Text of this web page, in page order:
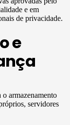
e em
de privacidade.
e
armazenamento
servidores